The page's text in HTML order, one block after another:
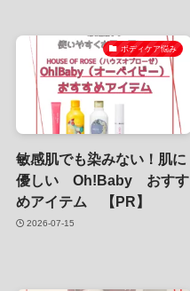
ボディケア悩み
敏感肌でも染みない！肌に
優しい Oh!Baby おすす
めアイテム 【PR】
2026-07-15